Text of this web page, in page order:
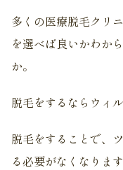
多くの医療脱毛クリ
を選べば良いかわか
か。
脱毛をするならウィ
脱毛をすることで、
る必要がなくなります